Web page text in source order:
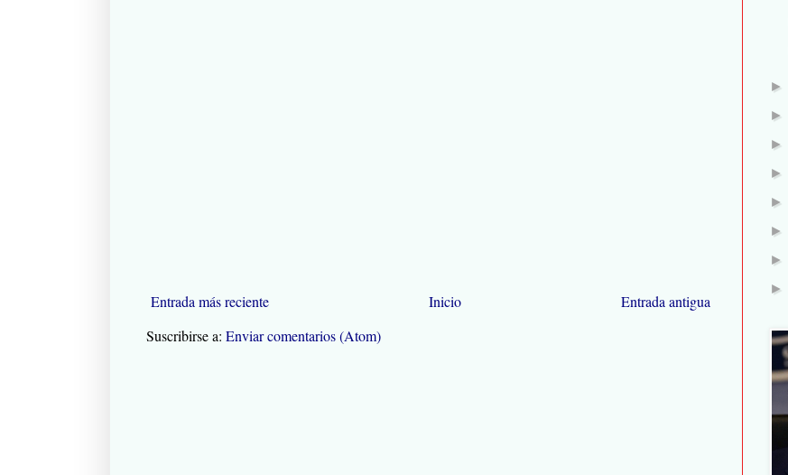
Entrada más reciente Entrada antigua
Inicio
Suscribirse a: Enviar comentarios (Atom)
►
►
►
►
►
►
►
►